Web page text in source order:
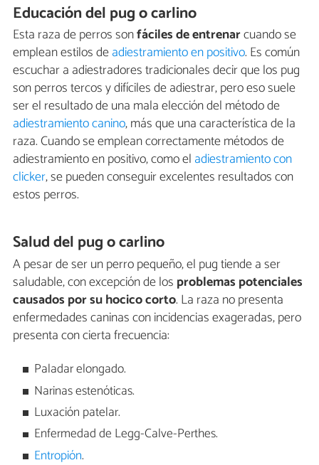
Educación del pug o carlino
Esta raza de perros sonfáciles de entrenarcuando se
emplean estilos deadiestramiento en positivo. Es común
escuchar a adiestradores tradicionales decir que los pug
son perros tercos y difíciles de adiestrar, pero eso suele
ser el resultado de una mala elección del método de
adiestramiento canino, más que una característica de la
raza. Cuando se emplean correctamente métodos de
adiestramiento en positivo, como el adiestramiento con
clicker, se pueden conseguir excelentes resultados con
estos perros.
Salud del pug o carlino
A pesar de ser un perro pequeño, el pug tiende a ser
saludable, con excepción de los problemas potenciales
causados por su hocico corto. La raza no presenta
enfermedades caninas con incidencias exageradas, pero
presenta con cierta frecuencia:
Paladar elongado.
Narinas estenóticas.
Luxación patelar.
Enfermedad de Legg-Calve-Perthes.
Entropión.